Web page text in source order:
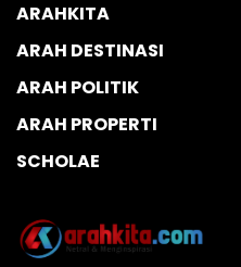
ARAHKITA
ARAH DESTINASI
ARAH POLITIK
ARAH PROPERTI
SCHOLAE